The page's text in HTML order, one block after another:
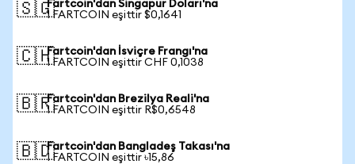
🇸🇬Fartcoin'dan Singapur Doları'na
1 FARTCOIN eşittir $0,1641
🇨🇭Fartcoin'dan İsviçre Frangı'na
1 FARTCOIN eşittir CHF 0,1038
🇧🇷Fartcoin'dan Brezilya Reali'na
1 FARTCOIN eşittir R$0,6548
🇧🇩Fartcoin'dan Bangladeş Takası'na
1 FARTCOIN eşittir ৳15,86